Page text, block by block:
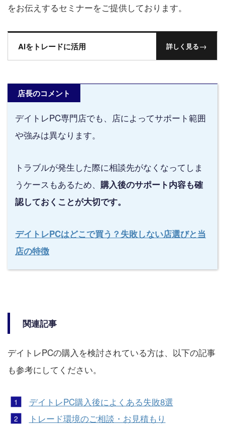
をお伝えするセミナーをご提供しております。
AIをトレードに活用 詳しく見る→
店長のコメント
デイトレPC専門店でも、店によってサポート範囲
や強みは異なります。
トラブルが発生した際に相談先がなくなってしま
うケースもあるため、 購入後のサポート内容も確
認しておくことが大切です。
デイトレPCはどこで買う？失敗しない店選びと当
店の特徴
関連記事
デイトレPCの購入を検討されている方は、以下の記事
も参考にしてください。
デイトレPC購入後によくある失敗8選
トレード環境のご相談・お見積もり